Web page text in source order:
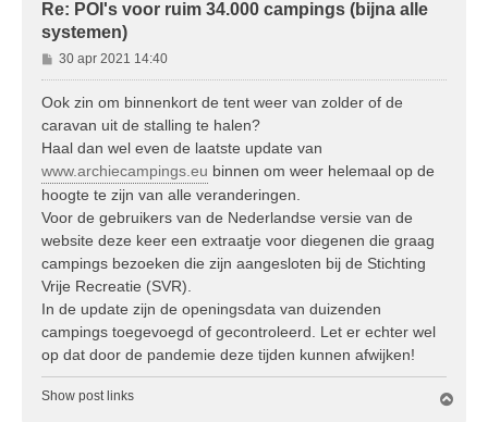
Re: POI's voor ruim 34.000 campings (bijna alle
systemen)
B
e
c
h
t
30 apr 2021 14:40
Ook zin om binnenkort de tent weer van zolder of de
caravan uit de stalling te halen?
Haal dan wel even de laatste update van
www.archiecampings.eu binnen om weer helemaal op de
hoogte te zijn van alle veranderingen.
Voor de gebruikers van de Nederlandse versie van de
website deze keer een extraatje voor diegenen die graag
campings bezoeken die zijn aangesloten bij de Stichting
Vrije Recreatie (SVR).
In de update zijn de openingsdata van duizenden
campings toegevoegd of gecontroleerd. Let er echter wel
op dat door de pandemie deze tijden kunnen afwijken!
Show post links